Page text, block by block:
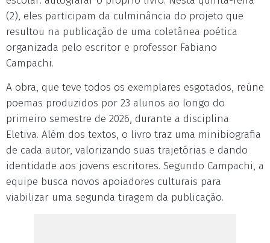
(2), eles participam da culminância do projeto que
resultou na publicação de uma coletânea poética
organizada pelo escritor e professor Fabiano
Campachi.
A obra, que teve todos os exemplares esgotados, reúne
poemas produzidos por 23 alunos ao longo do
primeiro semestre de 2026, durante a disciplina
Eletiva. Além dos textos, o livro traz uma minibiografia
de cada autor, valorizando suas trajetórias e dando
identidade aos jovens escritores. Segundo Campachi, a
equipe busca novos apoiadores culturais para
viabilizar uma segunda tiragem da publicação.